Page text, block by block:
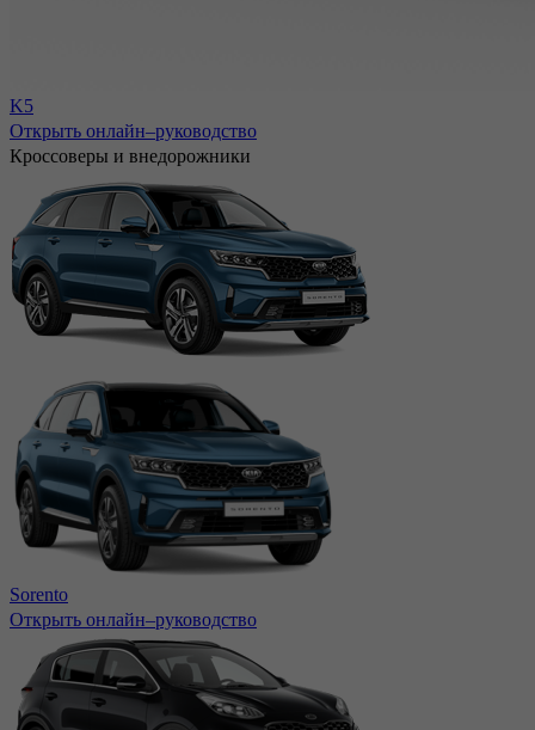
K5
Открыть онлайн–руководство
Кроссоверы и внедорожники
Sorento
Открыть онлайн–руководство